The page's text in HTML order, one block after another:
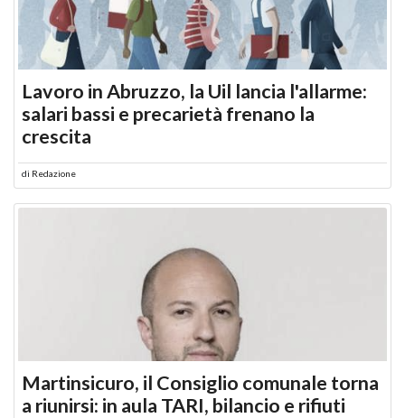
Lavoro in Abruzzo, la Uil lancia l'allarme:
salari bassi e precarietà frenano la
crescita
di Redazione
Martinsicuro, il Consiglio comunale torna
a riunirsi: in aula TARI, bilancio e rifiuti